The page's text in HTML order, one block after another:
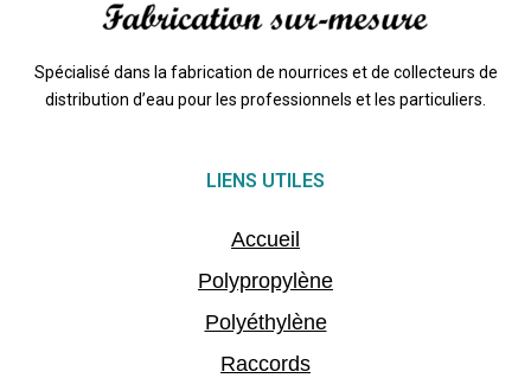
Spécialisé dans la fabrication de nourrices et de collecteurs de
distribution d’eau pour les professionnels et les particuliers.
LIENS UTILES
Accueil
Polypropylène
Polyéthylène
Raccords